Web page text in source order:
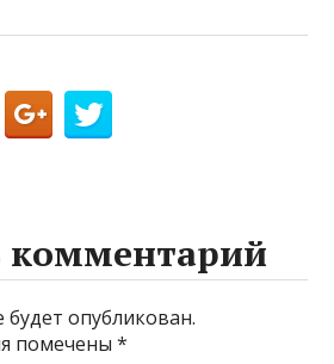
комментарий
опубликован.
помечены*